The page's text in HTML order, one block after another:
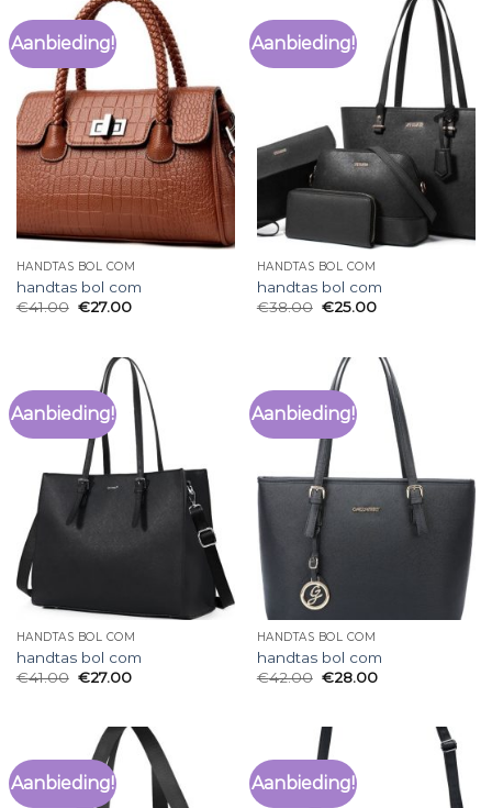
Aanbieding!
HANDTAS BOL COM
handtas bol com
€41.00 €27.00
Aanbieding!
HANDTAS BOL COM
handtas bol com
€38.00 €25.00
Aanbieding!
HANDTAS BOL COM
handtas bol com
€41.00 €27.00
Aanbieding!
HANDTAS BOL COM
handtas bol com
€42.00 €28.00
Aanbieding! Aanbieding!